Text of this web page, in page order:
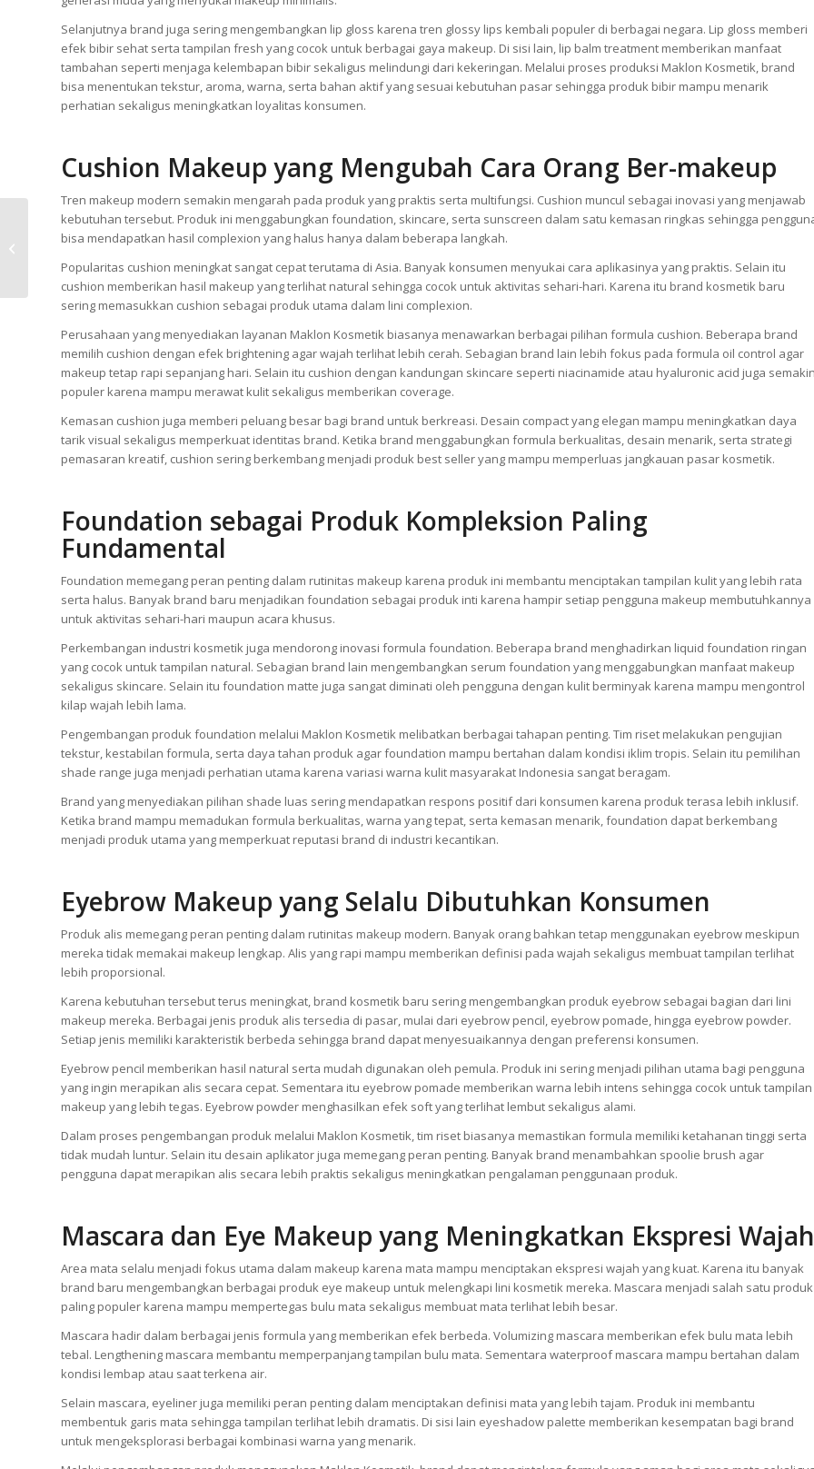
Selanjutnya brand juga sering mengembangkan lip gloss karena tren glossy lips kembali populer di berbagai negara. Lip gloss memberi
efek bibir sehat serta tampilan fresh yang cocok untuk berbagai gaya makeup. Di sisi lain, lip balm treatment memberikan manfaat
tambahan seperti menjaga kelembapan bibir sekaligus melindungi dari kekeringan. Melalui proses produksi Maklon Kosmetik, brand
bisa menentukan tekstur, aroma, warna, serta bahan aktif yang sesuai kebutuhan pasar sehingga produk bibir mampu menarik
perhatian sekaligus meningkatkan loyalitas konsumen.
Cushion Makeup yang Mengubah Cara Orang Ber-makeup
Tren makeup modern semakin mengarah pada produk yang praktis serta multifungsi. Cushion muncul sebagai inovasi yang menjawab
kebutuhan tersebut. Produk ini menggabungkan foundation, skincare, serta sunscreen dalam satu kemasan ringkas sehingga
bisa mendapatkan hasil complexion yang halus hanya dalam beberapa langkah.
Popularitas cushion meningkat sangat cepat terutama di Asia. Banyak konsumen menyukai cara aplikasinya yang praktis. Selain itu
cushion memberikan hasil makeup yang terlihat natural sehingga cocok untuk aktivitas sehari-hari. Karena itu brand kosmetik baru
sering memasukkan cushion sebagai produk utama dalam lini complexion.
Perusahaan yang menyediakan layanan Maklon Kosmetik biasanya menawarkan berbagai pilihan formula cushion. Beberapa brand
memilih cushion dengan efek brightening agar wajah terlihat lebih cerah. Sebagian brand lain lebih fokus pada formula oil control agar
makeup tetap rapi sepanjang hari. Selain itu cushion dengan kandungan skincare seperti niacinamide atau hyaluronic acid juga
populer karena mampu merawat kulit sekaligus memberikan coverage.
Kemasan cushion juga memberi peluang besar bagi brand untuk berkreasi. Desain compact yang elegan mampu meningkatkan daya
tarik visual sekaligus memperkuat identitas brand. Ketika brand menggabungkan formula berkualitas, desain menarik, serta strategi
pemasaran kreatif, cushion sering berkembang menjadi produk best seller yang mampu memperluas jangkauan pasar kosmetik.
Foundation sebagai Produk Kompleksion Paling
Fundamental
Foundation memegang peran penting dalam rutinitas makeup karena produk ini membantu menciptakan tampilan kulit yang lebih rata
serta halus. Banyak brand baru menjadikan foundation sebagai produk inti karena hampir setiap pengguna makeup membutuhkannya
untuk aktivitas sehari-hari maupun acara khusus.
Perkembangan industri kosmetik juga mendorong inovasi formula foundation. Beberapa brand menghadirkan liquid foundation ringan
yang cocok untuk tampilan natural. Sebagian brand lain mengembangkan serum foundation yang menggabungkan manfaat makeup
sekaligus skincare. Selain itu foundation matte juga sangat diminati oleh pengguna dengan kulit berminyak karena mampu mengontrol
kilap wajah lebih lama.
Pengembangan produk foundation melalui Maklon Kosmetik melibatkan berbagai tahapan penting. Tim riset melakukan pengujian
tekstur, kestabilan formula, serta daya tahan produk agar foundation mampu bertahan dalam kondisi iklim tropis. Selain itu pemilihan
shade range juga menjadi perhatian utama karena variasi warna kulit masyarakat Indonesia sangat beragam.
Brand yang menyediakan pilihan shade luas sering mendapatkan respons positif dari konsumen karena produk terasa lebih inklusif.
Ketika brand mampu memadukan formula berkualitas, warna yang tepat, serta kemasan menarik, foundation dapat berkembang
menjadi produk utama yang memperkuat reputasi brand di industri kecantikan.
Eyebrow Makeup yang Selalu Dibutuhkan Konsumen
Produk alis memegang peran penting dalam rutinitas makeup modern. Banyak orang bahkan tetap menggunakan eyebrow meskipun
mereka tidak memakai makeup lengkap. Alis yang rapi mampu memberikan definisi pada wajah sekaligus membuat tampilan terlihat
lebih proporsional.
Karena kebutuhan tersebut terus meningkat, brand kosmetik baru sering mengembangkan produk eyebrow sebagai bagian dari lini
makeup mereka. Berbagai jenis produk alis tersedia di pasar, mulai dari eyebrow pencil, eyebrow pomade, hingga eyebrow powder.
Setiap jenis memiliki karakteristik berbeda sehingga brand dapat menyesuaikannya dengan preferensi konsumen.
Eyebrow pencil memberikan hasil natural serta mudah digunakan oleh pemula. Produk ini sering menjadi pilihan utama bagi pengguna
yang ingin merapikan alis secara cepat. Sementara itu eyebrow pomade memberikan warna lebih intens sehingga cocok untuk tampilan
makeup yang lebih tegas. Eyebrow powder menghasilkan efek soft yang terlihat lembut sekaligus alami.
Dalam proses pengembangan produk melalui Maklon Kosmetik, tim riset biasanya memastikan formula memiliki ketahanan tinggi serta
tidak mudah luntur. Selain itu desain aplikator juga memegang peran penting. Banyak brand menambahkan spoolie brush agar
pengguna dapat merapikan alis secara lebih praktis sekaligus meningkatkan pengalaman penggunaan produk.
Mascara dan Eye Makeup yang Meningkatkan Ekspresi Wajah
Area mata selalu menjadi fokus utama dalam makeup karena mata mampu menciptakan ekspresi wajah yang kuat. Karena itu banyak
brand baru mengembangkan berbagai produk eye makeup untuk melengkapi lini kosmetik mereka. Mascara menjadi salah satu produk
paling populer karena mampu mempertegas bulu mata sekaligus membuat mata terlihat lebih besar.
Mascara hadir dalam berbagai jenis formula yang memberikan efek berbeda. Volumizing mascara memberikan efek bulu mata lebih
tebal. Lengthening mascara membantu memperpanjang tampilan bulu mata. Sementara waterproof mascara mampu bertahan dalam
kondisi lembap atau saat terkena air.
Selain mascara, eyeliner juga memiliki peran penting dalam menciptakan definisi mata yang lebih tajam. Produk ini membantu
membentuk garis mata sehingga tampilan terlihat lebih dramatis. Di sisi lain eyeshadow palette memberikan kesempatan bagi brand
untuk mengeksplorasi berbagai kombinasi warna yang menarik.
Jasa Maklon Skincare
Efba Kosmetindo: 6
Keuntungan Produksi
Skincare di Pabrik...